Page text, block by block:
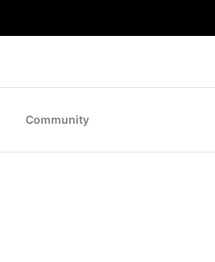
Community